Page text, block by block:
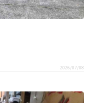
2026/07/08